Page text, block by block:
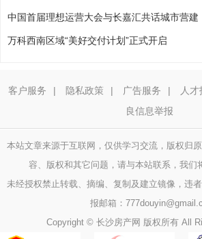
中国首届理想运营大会与长嘉汇共话城市营建
万科西南区域“美好交付计划”正式开启
客户服务 | 隐私政策 | 广告服务 | 人
良信息举报
本站文章来源于互联网，仅供学习交流，版权归
容、版权和其它问题，请与本站联系，我们
未经授权禁止转载、摘编、复制及建立镜像，违
报邮箱：
Copyright © 长沙房产网 版权所有 All